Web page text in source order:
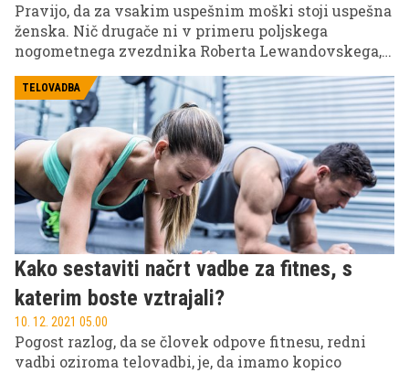
Pravijo, da za vsakim uspešnim moški stoji uspešna
ženska. Nič drugače ni v primeru poljskega
nogometnega zvezdnika Roberta Lewandovskega,
ki se lahko za svojo fizično pripravo v veliki meri
zahvali svoji ženi. Življenjskih sopotnic slavnih
nogometašev, ki so kot po pravilu same lepotice, se
drži sloves, da je njihovo edino delo vzdrževanje
videza. K sreči obstajajo izjeme, in Anna
Lewandowska to vsekakor je. Je lepa in atraktivna,
a hkrati tudi pametna in podjetna.
TELOVADBA
Kako sestaviti načrt vadbe za fitnes, s
katerim boste vztrajali?
10. 12. 2021 05.00
Pogost razlog, da se človek odpove fitnesu, redni
vadbi oziroma telovadbi, je, da imamo kopico